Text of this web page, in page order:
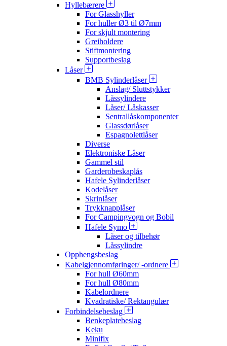
Hyllebærere
For Glasshyller
For huller Ø3 til Ø7mm
For skjult montering
Greiholdere
Stiftmontering
Supportbeslag
Låser
BMB Sylinderlåser
Anslag/ Sluttstykker
Låssylindere
Låser/ Låskasser
Sentrallåskomponenter
Glassdørlåser
Espagnolettlåser
Diverse
Elektroniske Låser
Gammel stil
Garderobeskaplås
Hafele Sylinderlåser
Kodelåser
Skrinlåser
Trykknapplåser
For Campingvogn og Bobil
Hafele Symo
Låser og tilbehør
Låssylindre
Opphengsbeslag
Kabelgjennomføringer/ -ordnere
For hull Ø60mm
For hull Ø80mm
Kabelordnere
Kvadratiske/ Rektangulær
Forbindelsebeslag
Benkeplatebeslag
Keku
Minifix